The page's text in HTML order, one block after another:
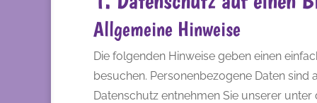
Allgemeine Hinweise
Die folgenden Hinweise geben einen
besuchen. Personenbezogene Daten
Datenschutz entnehmen Sie unserer